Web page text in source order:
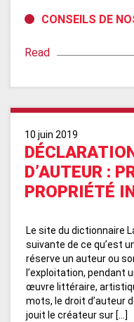
CONSEILS DE
Read
10 juin 2019
D’AUTEUR :
PROPRIÉTÉ
Le site du dictionnaire
suivante de ce qu’est
réserve un auteur ou
l’exploitation, pendant
œuvre littéraire,
mots, le droit d’auteur
jouit le créateur sur […]